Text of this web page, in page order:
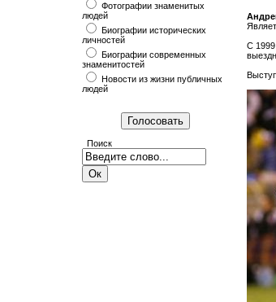
Фотографии знаменитых
людей
Биографии исторических
личностей
Биографии современных
знаменитостей
Новости из жизни публичных
людей
Поиск
С 1999